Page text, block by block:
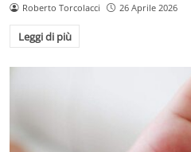
Roberto Torcolacci 26 Aprile 2026
Leggi di più